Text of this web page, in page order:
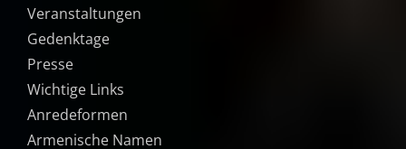
Veranstaltungen
Gedenktage
Presse
Wichtige Links
Anredeformen
Armenische Namen